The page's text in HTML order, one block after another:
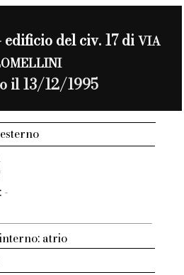
del civ. 17 diVIA
il 13/12/1995
-
atrio